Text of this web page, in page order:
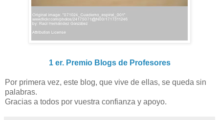
1 er. Premio Blogs de Profesores
Por primera vez, este blog, que vive de ellas, se queda sin
palabras.
Gracias a todos por vuestra confianza y apoyo.